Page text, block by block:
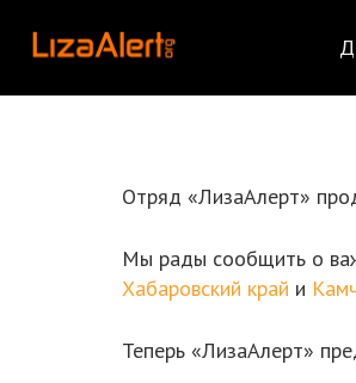
Отряд «ЛизаАлерт»
Мы рады сообщить о
Хабаровский край и
Теперь «ЛизаАлерт»